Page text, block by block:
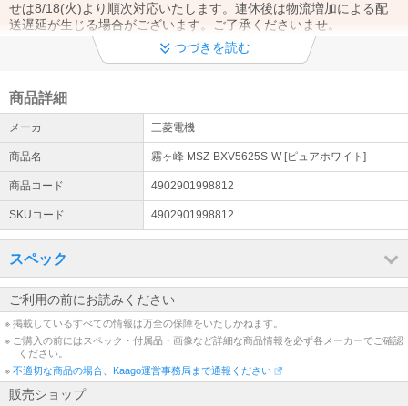
せは8/18(火)より順次対応いたします。連休後は物流増加による配
送遅延が生じる場合がございます。ご了承くださいませ。
【商品発送についてのご案内】
営業日(月曜日)からの発送となる場合がございます。ご了承くださ
いませ。
エアコン設置工事お申込みまたはご検討のお客様へ
エアコン設置サービスは全国対応しております（窓用エアコンは工
事対象外です）。 エアコンのご注文→商品の出荷→設置業者様より
工事日のご連絡→設置工事の流れとなります。（商品は先納品で
す）
配送について
配送先が【沖縄県・離島】の場合は通常配送と異なるため、ご注文
をいただいた商品によっては、お届けまで日数を要する場合がござ
います。ご了承くださいませ。
出荷日についてのお知らせ
平日13時までの代引きご注文(振り込みご入金確認)は当日出荷致し
ます(土日除く)。【大型商品】に関しては輸送方法が通常の宅配便
とは異なる為、ご入金確認後の発送から2～3日での配送予定となり
つづきを読む
商品詳細
メーカ 三菱電機
商品名 霧ヶ峰 MSZ-BXV5625S-W [ピュアホワイト]
商品コード 4902901998812
SKUコード 4902901998812
スペック
ご利用の前にお読みください
※ 掲載しているすべての情報は万全の保障をいたしかねます。
※ ご購入の前にはスペック・付属品・画像など詳細な商品情報を必ず各メーカーでご確認
ください。
※ 不適切な商品の場合、Kaago運営事務局まで通報ください
販売ショップ